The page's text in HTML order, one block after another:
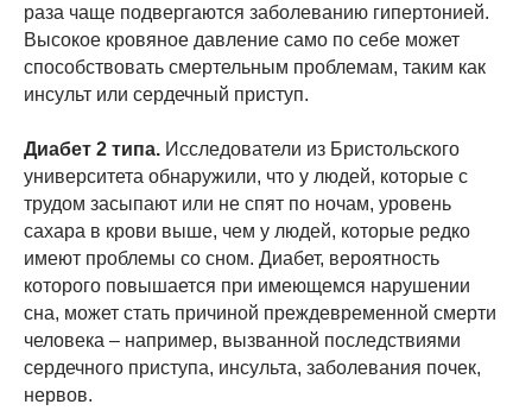
раза чаще подвергаются заболеванию гипертонией.
Высокое кровяное давление само по себе может
способствовать смертельным проблемам, таким как
инсульт или сердечный приступ.
Диабет 2 типа. Исследователи из Бристольского
университета обнаружили, что у людей, которые с
трудом засыпают или не спят по ночам, уровень
сахара в крови выше, чем у людей, которые редко
имеют проблемы со сном. Диабет, вероятность
которого повышается при имеющемся нарушении
сна, может стать причиной преждевременной смерти
человека – например, вызванной последствиями
сердечного приступа, инсульта, заболевания почек,
нервов.